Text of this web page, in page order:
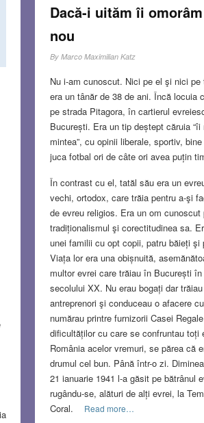
Dacă-i uităm îi
nou
By Marco Maximilian Katz
Nu i-am cunoscut. Nici pe el şi nici pe
era un tânăr de 38 de ani. Încă locuia
pe strada Pitagora, în cartierul
București. Era un tip deștept căruia “îi
mintea”, cu opinii liberale, sportiv,
juca fotbal ori de câte ori avea puțin
În contrast cu el, tatăl său era un
vechi, ortodox, care trăia pentru a-şi
de evreu religios. Era un om cunoscut
tradiționalismul şi corectitudinea sa.
unei familii cu opt copii, patru băieți şi
Viața lor era una obișnuită,
multor evrei care trăiau în București
secolului XX. Nu erau bogați dar
antreprenori şi conduceau o afacere
numărau printre furnizorii Casei
dificultăților cu care se confruntau toți
România acelor vremuri, se părea că
drumul cel bun. Până într-o zi.
21 ianuarie 1941 l-a găsit pe bătrânul
rugându-se, alături de alți evrei, la
Coral.
Read more…